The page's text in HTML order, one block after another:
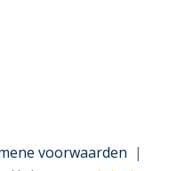
voorwaarden |